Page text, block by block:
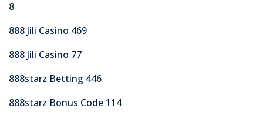
8
888 Jili Casino 469
888 Jili Casino 77
888starz Betting 446
888starz Bonus Code 114